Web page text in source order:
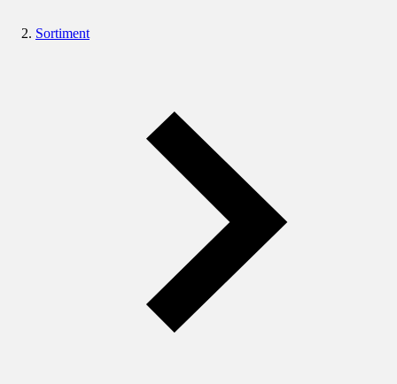
Sortiment